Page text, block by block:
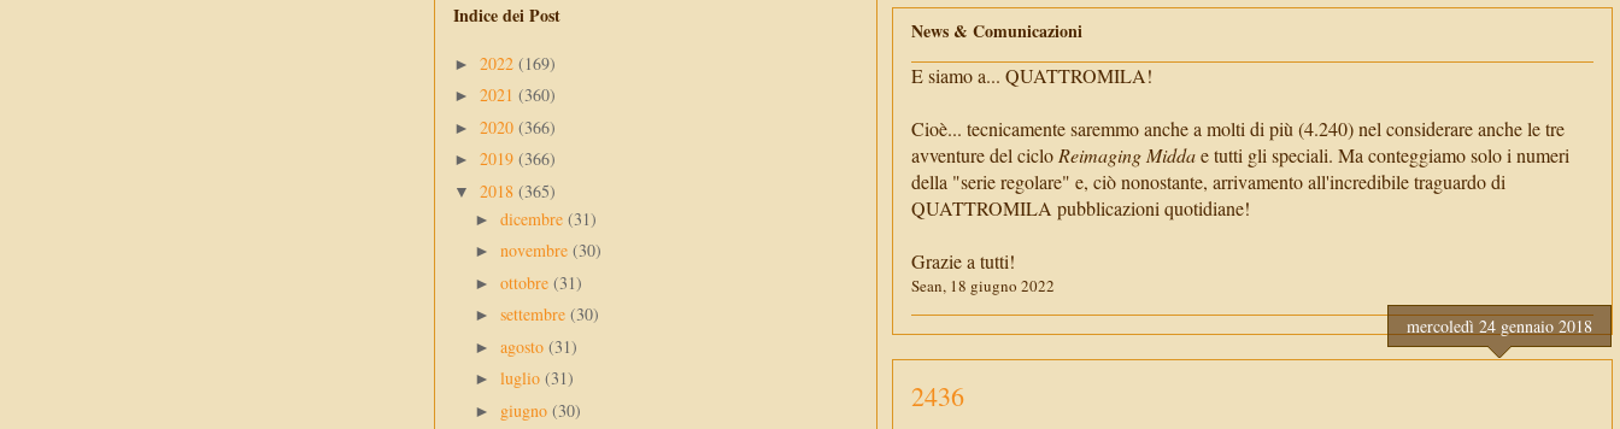
News & Comunicazioni
E siamo a... QUATTROMILA!
Cioè... tecnicamente saremmo anche a molti di più (4.240) nel considerare anche le tre
avventure del cicloReimaging Middae tutti gli speciali. Ma conteggiamo solo i numeri
della "serie regolare" e, ciò nonostante, arrivamento all'incredibile traguardo di
QUATTROMILA pubblicazioni quotidiane!
Grazie a tutti!
Sean, 18 giugno 2022
mercoledì 24 gennaio 2018
2436
Indice dei Post
► 2022 (169)
► 2021 (360)
► 2020 (366)
► 2019 (366)
▼ 2018 (365)
► dicembre (31)
► novembre (30)
► ottobre (31)
► settembre (30)
► agosto (31)
► luglio (31)
► giugno (30)